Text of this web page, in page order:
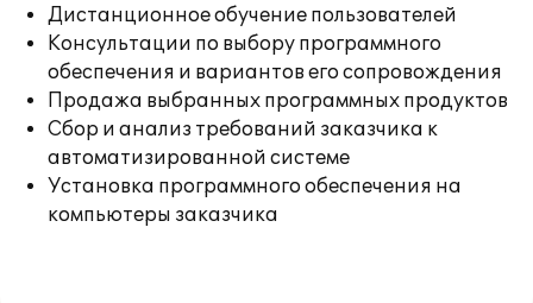
Дистанционное обучение пользователей
Консультации по выбору программного
обеспечения и вариантов его сопровождения
Продажа выбранных программных продуктов
Сбор и анализ требований заказчика к
автоматизированной системе
Установка программного обеспечения на
компьютеры заказчика